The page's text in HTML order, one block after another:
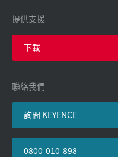
提供支援
下載
聯絡我們
詢問 KEYENCE
0800-010-898